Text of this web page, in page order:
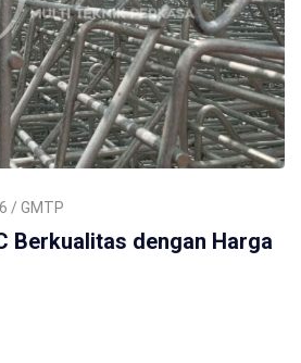
GMTP
Berkualitas dengan Harga